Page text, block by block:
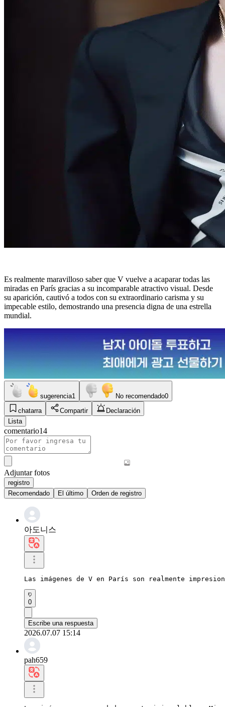
Es realmente maravilloso saber que V vuelve a acaparar todas las
miradas en París gracias a su incomparable atractivo visual. Desde
su aparición, cautivó a todos con su extraordinario carisma y su
impecable estilo, demostrando una presencia digna de una estrella
mundial.
sugerencia1 No recomendado0
chatarra
Compartir
Declaración
Lista
comentario14
Adjuntar fotos
registro
Recomendado
El último Orden de registro
아도니스
Las imágenes de V en París son realmente
0
Escribe una respuesta
2026.07.07 15:14
pah659